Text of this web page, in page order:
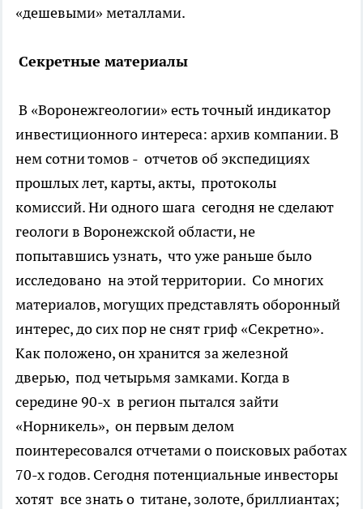
«дешевыми» металлами.
Секретные материалы
В «Воронежгеологии» есть точный индикатор
инвестиционного интереса: архив компании. В
нем сотни томов - отчетов об экспедициях
прошлых лет, карты, акты, протоколы
комиссий. Ни одного шага сегодня не сделают
геологи в Воронежской области, не
попытавшись узнать, что уже раньше было
исследовано на этой территории. Со многих
материалов, могущих представлять оборонный
интерес, до сих пор не снят гриф «Секретно».
Как положено, он хранится за железной
дверью, под четырьмя замками. Когда в
середине 90-х в регион пытался зайти
«Норникель», он первым делом
поинтересовался отчетами о поисковых работах
70-х годов. Сегодня потенциальные инвесторы
хотят все знать о титане, золоте, бриллиантах;